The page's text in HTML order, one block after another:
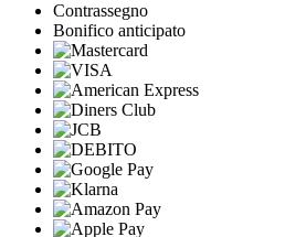
Contrassegno
Bonifico anticipato